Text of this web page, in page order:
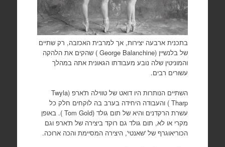
בתכנית ארבעה יצירות, אך למרבית האכזבה, רק שתיים
של בלנשיין (George Balanchine) שהקים את הלהקה
והמוניטין שלה נובע מעבודתו הגאונית אתה במהלך
עשורים רבים.
השתיים הנותרות היו דואט של טווילה ת'ארפ (Twyla
Tharp) והעבודה היחידה בערב בה לוקחים חלק כל
עשרת הרקדנים והיא של תום גולד (Tom Gold). באופן
מקרי או לא, תום גולד גם רוקד ביצירה של ת'ארפ וגם
הכוריאוגרף של 'שאנטי', היצירה המסיימת והכה ארוכה.